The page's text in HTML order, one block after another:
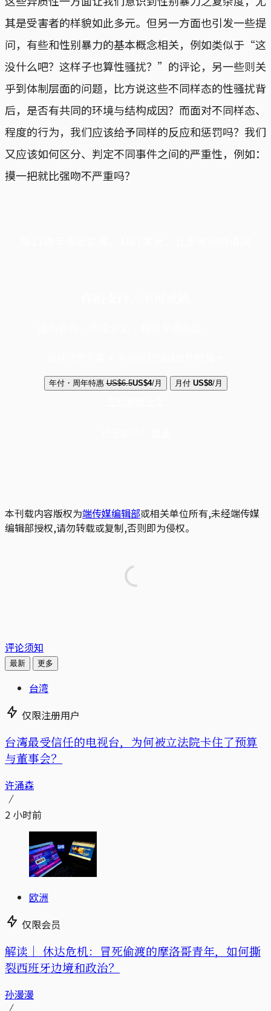
其是受害者的样貌如此多元。但另一方面也引发一些提
问，有些和性别暴力的基本概念相关，例如类似于“这
没什么吧？这样子也算性骚扰？”的评论，另一些则关
乎到体制层面的问题，比方说这些不同样态的性骚扰背
后，是否有共同的环境与结构成因？而面对不同样态、
程度的行为，我们应该给予同样的反应和惩罚吗？我们
又应该如何区分、判定不同事件之间的严重性，例如：
摸一把就比强吻不严重吗？
年付・周年特惠 US$6.5US$4/月 月付 US$8/月
本刊载内容版权为端传媒编辑部或相关单位所有,未经端传媒
编辑部授权,请勿转载或复制,否则即为侵权。
评论须知
最新 更多
台湾
仅限注册用户
台湾最受信任的电视台，为何被立法院卡住了预算
与董事会？
许涌森
2 小时前
欧洲
仅限会员
解读｜ 休达危机：冒死偷渡的摩洛哥青年，如何撕
裂西班牙边境和政治？
孙漫漫